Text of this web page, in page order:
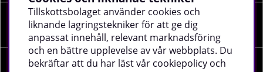
Sociala medier
Tillskottsbolaget använder cookies och
liknande lagringstekniker för att ge dig
anpassat innehåll, relevant marknadsföring
och en bättre upplevelse av vår webbplats. Du
bekräftar att du har läst vår cookiepolicy och